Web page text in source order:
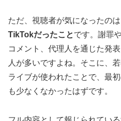
ただ、視聴者が気になったの
TikTokだったことです。謝罪
コメント、代理人を通じた発
人が多いですよね。そこに、
ライブが使われたことで、最
も少なくなかったはずです。